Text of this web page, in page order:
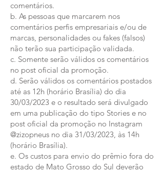
comentários.
b. As pessoas que marcarem nos
comentários perfis empresariais e/ou de
marcas, personalidades ou fakes (falsos)
não terão sua participação validada.
c. Somente serão válidos os comentários
no post oficial da promoção.
d. Serão válidos os comentários postados
até as 12h (horário Brasília) do dia
30/03/2023 e o resultado será divulgado
em uma publicação do tipo Stories e no
post oficial da promoção no Instagram
@zizopneus no dia 31/03/2023, às 14h
(horário Brasília).
e. Os custos para envio do prêmio fora do
estado de Mato Grosso do Sul deverão